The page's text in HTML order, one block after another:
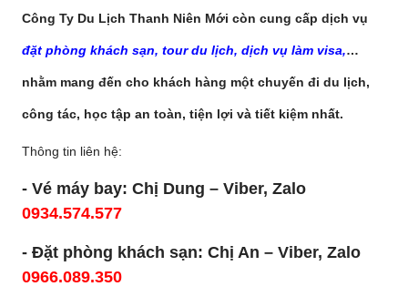
Công Ty Du Lịch Thanh Niên Mới còn cung cấp dịch vụ
đặt phòng khách sạn, tour du lịch, dịch vụ làm visa,…
nhằm mang đến cho khách hàng một chuyến đi du lịch,
công tác, học tập an toàn, tiện lợi và tiết kiệm nhất.
Thông tin liên hệ:
- Vé máy bay: Chị Dung – Viber, Zalo
0934.574.577
- Đặt phòng khách sạn: Chị An – Viber, Zalo
0966.089.350